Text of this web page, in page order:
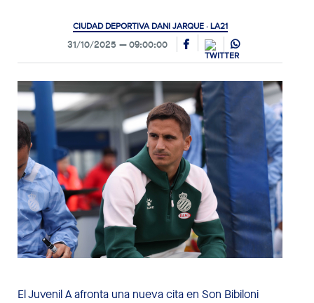
CIUDAD DEPORTIVA DANI JARQUE · LA21
31/10/2025 09:00:00
El Juvenil A afronta una nueva cita en Son Bibiloni